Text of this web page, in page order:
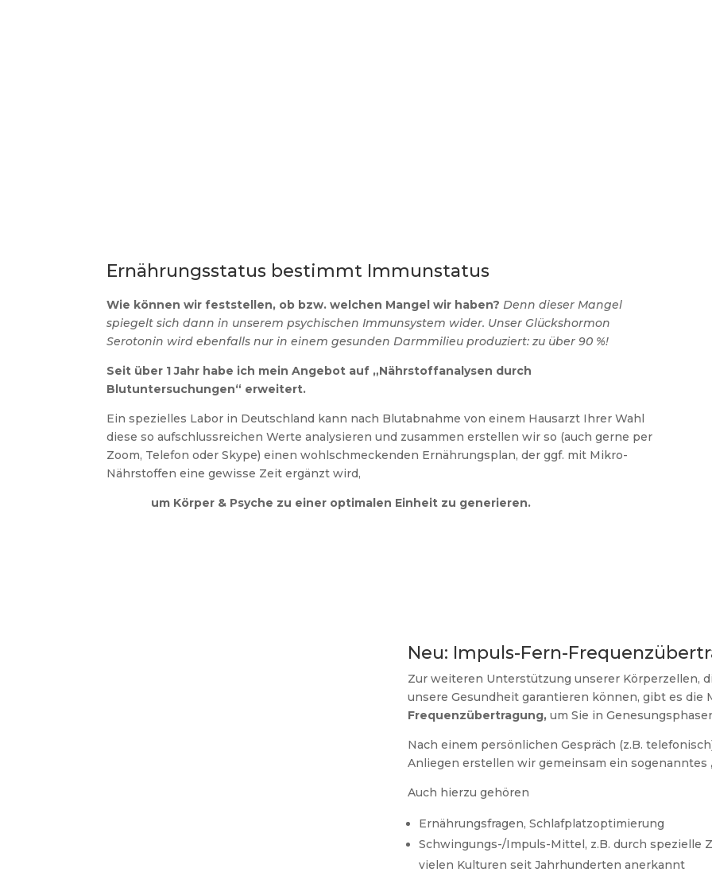
Ernährungsstatus bestimmt Immunstatus
Wie können wir feststellen, ob bzw. welchen Mangel wir haben? Denn dieser Mangel
spiegelt sich dann in unserem psychischen Immunsystem wider. Unser Glückshormon
Serotonin wird ebenfalls nur in einem gesunden Darmmilieu produziert: zu über 90 %!
Seit über 1 Jahr habe ich mein Angebot auf „Nährstoffanalysen durch
Blutuntersuchungen“ erweitert.
Ein spezielles Labor in Deutschland kann nach Blutabnahme von einem Hausarzt Ihrer Wahl
diese so aufschlussreichen Werte analysieren und zusammen erstellen wir so (auch gerne per
Zoom, Telefon oder Skype) einen wohlschmeckenden Ernährungsplan, der ggf. mit Mikro-
Nährstoffen eine gewisse Zeit ergänzt wird,
um Körper & Psyche zu einer optimalen Einheit zu generieren.
Neu: Impuls-Fern-
Zur weiteren Unterstützung unserer Körperzellen,
unsere Gesundheit garantieren können, gibt es die
Frequenzübertragung, um Sie in
Nach einem persönlichen Gespräch (z.B.
Anliegen erstellen wir gemeinsam ein sogenanntes
Auch hierzu gehören
Ernährungsfragen, Schlafplatzoptimierung
Schwingungs-/Impuls-Mittel, z.B. durch spezielle
vielen Kulturen seit Jahrhunderten anerkannt